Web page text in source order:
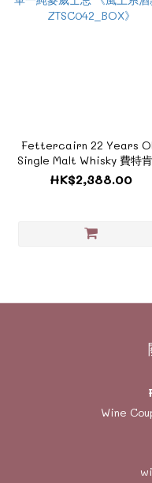
Fettercairn 22 Years
Single Malt Whisky 費特肯
年單一純麥威士忌 《風土系
款 - ZTSC042_BOX》
HK$2,388.00
Wine